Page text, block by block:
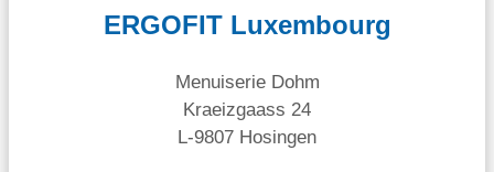
ERGOFIT Luxembourg
Menuiserie Dohm
Kraeizgaass 24
L-9807 Hosingen